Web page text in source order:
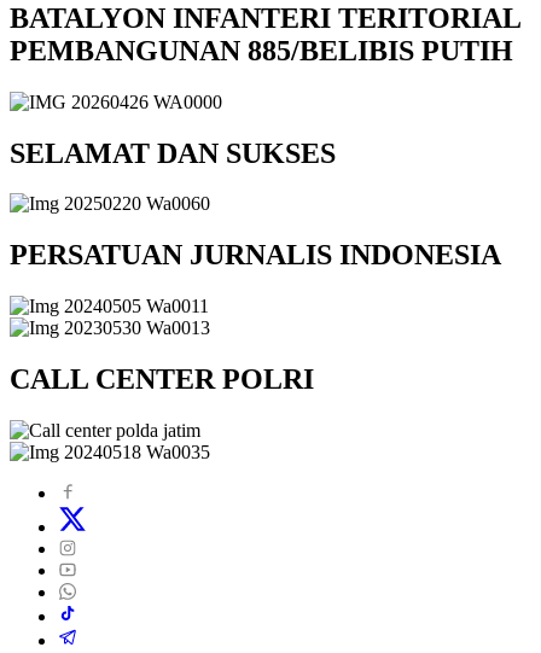
BATALYON INFANTERI TERITORIAL
PEMBANGUNAN 885/BELIBIS PUTIH
SELAMAT DAN SUKSES
PERSATUAN JURNALIS INDONESIA
CALL CENTER POLRI